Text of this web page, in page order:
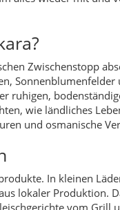
ausführlicher
Weizen, Gemüse
Abende im
die weite Blicke
Region in frischem
über die Täler.
über den
Aussichtspunkten,